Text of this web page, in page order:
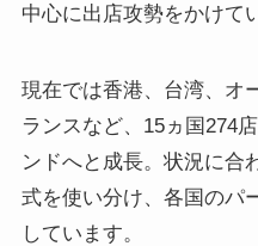
中心に出店攻勢をかけて
現在では香港、台湾、オ
ランスなど、15ヵ国274
ンドへと成長。状況に合
式を使い分け、各国のパ
しています。